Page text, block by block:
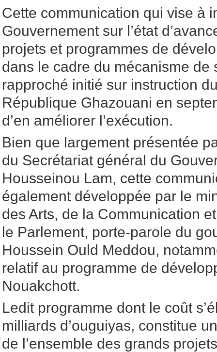
Cette communication qui vise à
Gouvernement sur l’état
projets et programmes de
dans le cadre du mécanisme de
rapproché initié sur instruction
République Ghazouani en
d’en améliorer l’exécution.
Bien que largement présentée
du Secrétariat général du
Housseinou Lam, cette
également développée par le
des Arts, de la Communication
le Parlement, porte-parole du
Houssein Ould Meddou,
relatif au programme de
Nouakchott.
Ledit programme dont le coût
milliards d’ouguiyas, constitue
de l’ensemble des grands